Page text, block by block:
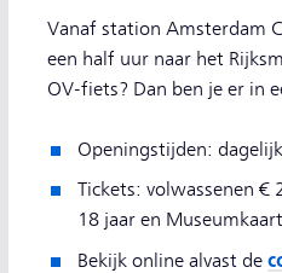
Vanaf station Amsterdam
een half uur naar het
OV-fiets? Dan ben je er in
Openingstijden:
Tickets: volwassenen
18 jaar en
Bekijk online alvast de